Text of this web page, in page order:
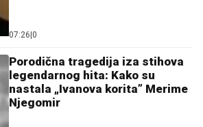
07:26 0
Porodična tragedija iza stihova
legendarnog hita: Kako su
nastala „Ivanova korita” Merime
Njegomir